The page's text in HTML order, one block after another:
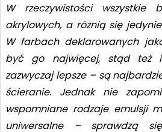
W rzeczywistości wszystkie
akrylowych, a różnią się
W farbach deklarowanych
być go najwięcej, stąd też
zazwyczaj lepsze – są
ścieranie. Jednak nie
wspomniane rodzaje emulsji
uniwersalne – sprawdzą